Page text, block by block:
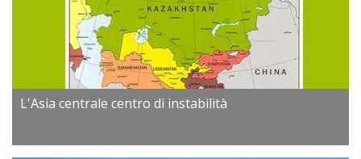
L'Asia centrale centro di instabilità